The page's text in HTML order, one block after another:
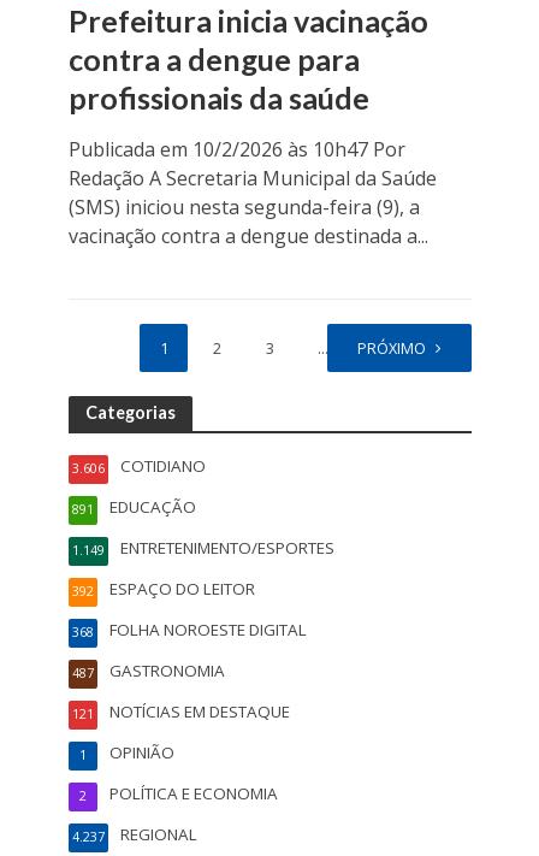
Prefeitura inicia vacinação
contra a dengue para
profissionais da saúde
Publicada em 10/2/2026 às 10h47 Por
Redação A Secretaria Municipal da Saúde
(SMS) iniciou nesta segunda-feira (9), a
vacinação contra a dengue destinada a...
1 2 3 … 88
PRÓXIMO
Categorias
COTIDIANO
3.606
EDUCAÇÃO
891
ENTRETENIMENTO/ESPORTES
1.149
ESPAÇO DO LEITOR
392
FOLHA NOROESTE DIGITAL
368
GASTRONOMIA
487
NOTÍCIAS EM DESTAQUE
121
OPINIÃO
1
POLÍTICA E ECONOMIA
2
REGIONAL
4.237